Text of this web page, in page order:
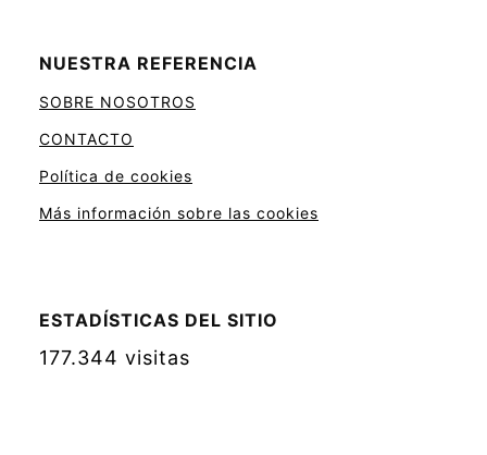
NUESTRA REFERENCIA
SOBRE NOSOTROS
CONTACTO
Política de cookies
Más información sobre las cookies
ESTADÍSTICAS DEL SITIO
177.344 visitas